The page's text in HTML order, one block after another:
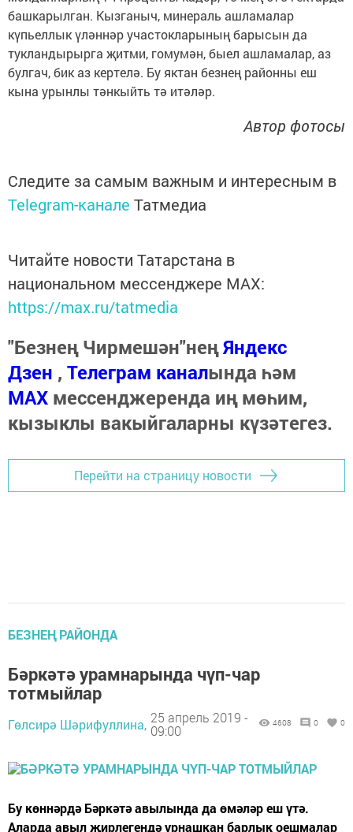
башкарылган. Кызганыч, минераль ашламалар
күпьеллык үләннәр участокларының барысын да
тукландырырга җитми, гомумән, быел ашламалар, аз
булгач, бик аз кертелә. Бу яктан безнең районны еш
кына урынлы тәнкыйть тә итәләр.
Автор фотосы
Следите за самым важным и интересным в
Telegram-канале Татмедиа
Читайте новости Татарстана в
национальном мессенджере MАХ:
https://max.ru/tatmedia
"Безнең Чирмешән"неңЯндекс
Дзен , Телеграм каналында һәм
МАХ мессенджеренда иң мөһим,
кызыклы вакыйгаларны күзәтегез.
Перейти на страницу новости
БЕЗНЕҢ РАЙОНДА
Бәркәтә урамнарында чүп-чар
тотмыйлар
Гөлсирә Шәрифуллина, 25 апрель 2019 -
09:00
4608 0 0
Бу көннәрдә Бәркәтә авылында да өмәләр еш үтә.
Аларда авыл җирлегендә урнашкан барлык оешмалар